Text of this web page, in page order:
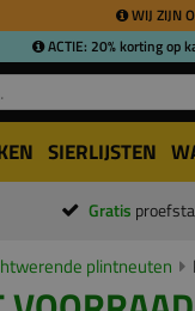
WIJ ZIJN
ACTIE: 20% korting op
SIERLIJSTEN
Gratis
plintneuten